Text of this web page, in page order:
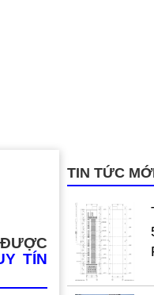
TÍN
TIN TỨC